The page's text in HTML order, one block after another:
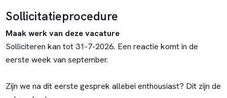
Sollicitatieprocedure
Maak werk van deze vacature
Solliciteren kan tot 31-7-2026. Een reactie komt in de
eerste week van september.
Zijn we na dit eerste gesprek allebei enthousiast? Dit zijn de